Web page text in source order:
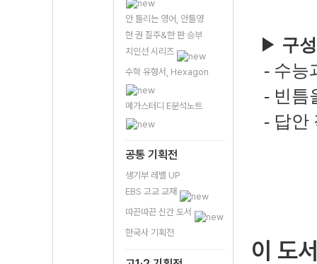
안 틀리는 영어, 안틀영
한 권 질주&한 판 승부
지인선 시리즈
수학 유형서, Hexagon
메가스터디 E분석노트
공통 기획전
생기부 레벨 UP
EBS 고교 교재
따끈따끈 신간 도서
한국사 기획전
▶ 구
- 수능
- 빈틈
- 답안
이 도